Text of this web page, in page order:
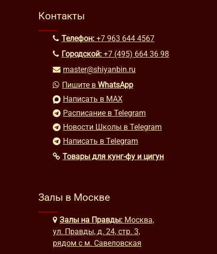
Контакты
Телефон: +7 963 644 4567
Городской: +7 (495) 664 36 98
master@shiyanbin.ru
Пишите в WhatsApp
Написать в MAX
Расписание в Telegram
Новости Школы в Telegram
Написать в Telegram
Товары для кунг-фу и цигун
Залы в Москве
Залы на Правды: Москва,
ул. Правды, д. 24, стр. 3,
рядом с м. Савеловская